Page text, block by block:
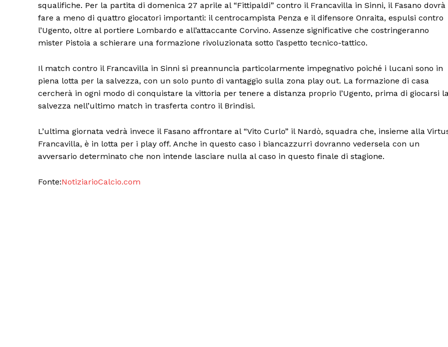
squalifiche. Per la partita di domenica 27 aprile al “Fittipaldi” contro il Francavilla in Sinni, il Fasano dovrà
fare a meno di quattro giocatori importanti: il centrocampista Penza e il difensore Onraita, espulsi contro
l’Ugento, oltre al portiere Lombardo e all’attaccante Corvino. Assenze significative che costringeranno
mister Pistoia a schierare una formazione rivoluzionata sotto l’aspetto tecnico-tattico.
Il match contro il Francavilla in Sinni si preannuncia particolarmente impegnativo poiché i lucani sono in
piena lotta per la salvezza, con un solo punto di vantaggio sulla zona play out. La formazione di casa
cercherà in ogni modo di conquistare la vittoria per tenere a distanza proprio l’Ugento, prima di giocarsi
salvezza nell’ultimo match in trasferta contro il Brindisi.
L’ultima giornata vedrà invece il Fasano affrontare al “Vito Curlo” il Nardò, squadra che, insieme alla
Francavilla, è in lotta per i play off. Anche in questo caso i biancazzurri dovranno vedersela con un
avversario determinato che non intende lasciare nulla al caso in questo finale di stagione.
Fonte:NotiziarioCalcio.com